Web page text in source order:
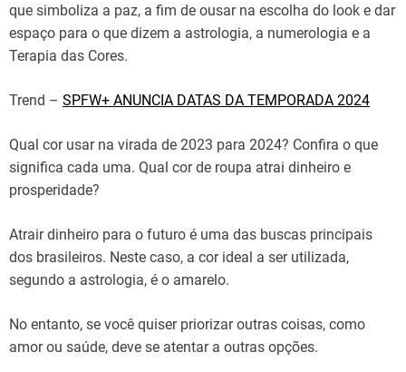
que simboliza a paz, a fim de ousar na escolha do look e dar
espaço para o que dizem a astrologia, a numerologia e a
Terapia das Cores.
Trend – SPFW+ ANUNCIA DATAS DA TEMPORADA 2024
Qual cor usar na virada de 2023 para 2024? Confira o que
significa cada uma. Qual cor de roupa atrai dinheiro e
prosperidade?
Atrair dinheiro para o futuro é uma das buscas principais
dos brasileiros. Neste caso, a cor ideal a ser utilizada,
segundo a astrologia, é o amarelo.
No entanto, se você quiser priorizar outras coisas, como
amor ou saúde, deve se atentar a outras opções.